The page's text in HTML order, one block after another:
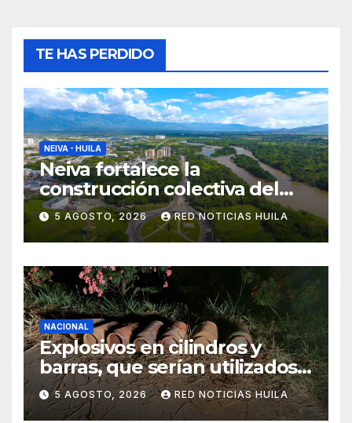
TE HAS PERDIDO
NEIVA - HUILA
Neiva fortalece la
construcción colectiva del
POT
5 AGOSTO, 2026 RED NOTICIAS HUILA
NACIONAL
Explosivos en cilindros y
barras, que serían utilizados
en Cali, fueron incautados
por la Policía
5 AGOSTO, 2026 RED NOTICIAS HUILA